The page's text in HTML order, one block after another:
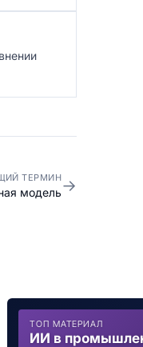
ТЕРМИН
модель→
ТОП МАТЕРИАЛ
ИИ в